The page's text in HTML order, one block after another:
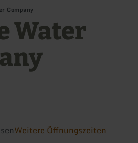
Company
Water
Weitere Öffnungszeiten